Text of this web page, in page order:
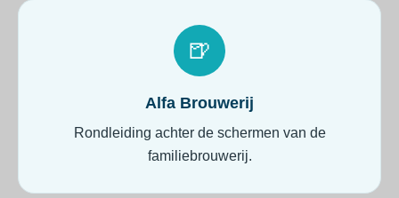
🍺
Alfa Brouwerij
Rondleiding achter de schermen van de
familiebrouwerij.